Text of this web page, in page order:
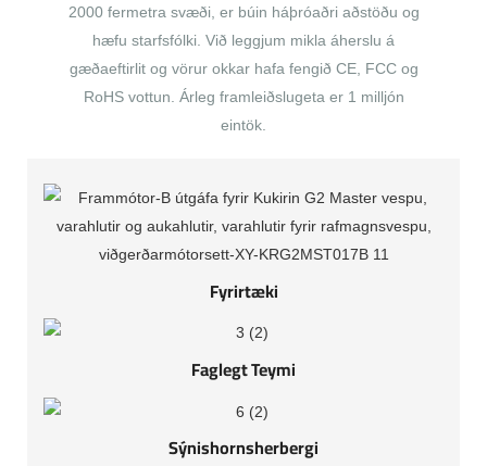
2000 fermetra svæði, er búin háþróaðri aðstöðu og
hæfu starfsfólki. Við leggjum mikla áherslu á
gæðaeftirlit og vörur okkar hafa fengið CE, FCC og
RoHS vottun. Árleg framleiðslugeta er 1 milljón
eintök.
Fyrirtæki
Faglegt Teymi
Sýnishornsherbergi